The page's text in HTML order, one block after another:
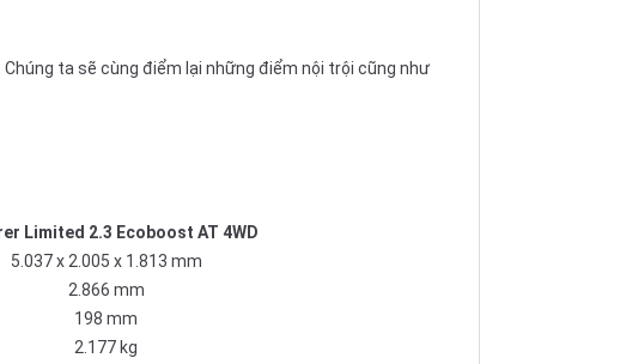
ta sẽ cùng điểm lại những điểm nội trội cũng như
Limited 2.3 Ecoboost AT 4WD
5.037 x 2.005 x 1.813 mm
2.866 mm
198 mm
2.177 kg